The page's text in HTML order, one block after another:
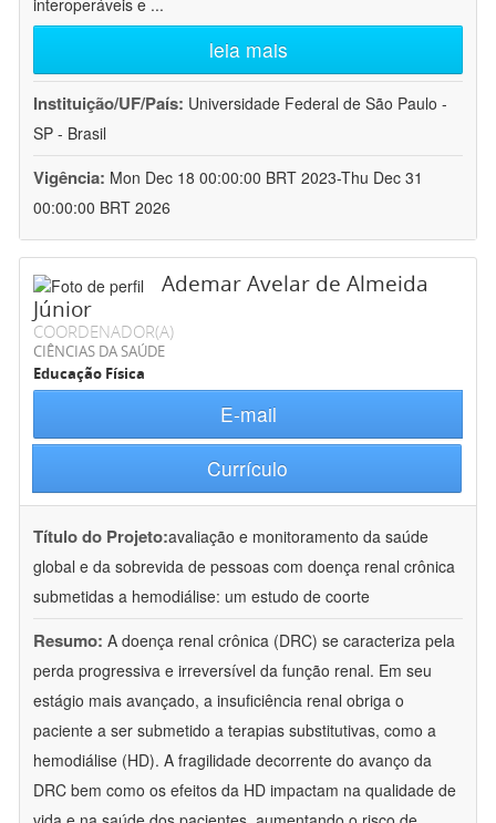
interoperáveis e ...
leia mais
Instituição/UF/País: Universidade Federal de São Paulo -
SP - Brasil
Vigência: Mon Dec 18 00:00:00 BRT 2023-Thu Dec 31
00:00:00 BRT 2026
Ademar Avelar de Almeida
Júnior
COORDENADOR(A)
CIÊNCIAS DA SAÚDE
Educação Física
E-mail
Currículo
Título do Projeto:avaliação e monitoramento da saúde
global e da sobrevida de pessoas com doença renal crônica
submetidas a hemodiálise: um estudo de coorte
Resumo: A doença renal crônica (DRC) se caracteriza pela
perda progressiva e irreversível da função renal. Em seu
estágio mais avançado, a insuficiência renal obriga o
paciente a ser submetido a terapias substitutivas, como a
hemodiálise (HD). A fragilidade decorrente do avanço da
DRC bem como os efeitos da HD impactam na qualidade de